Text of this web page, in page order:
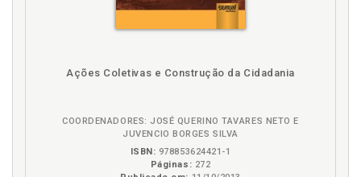
Ações Coletivas e Construção da Cidadania
COORDENADORES: JOSÉ QUERINO TAVARES NETO E
JUVENCIO BORGES SILVA
ISBN: 978853624421-1
Páginas: 272